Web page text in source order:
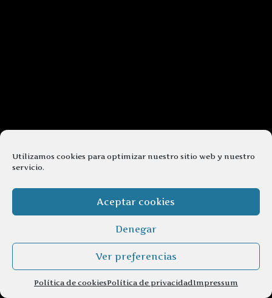
Utilizamos cookies para optimizar nuestro sitio web y nuestro
servicio.
Aceptar cookies
Denegar
Ver preferencias
Política de cookiesPolítica de privacidadImpressum